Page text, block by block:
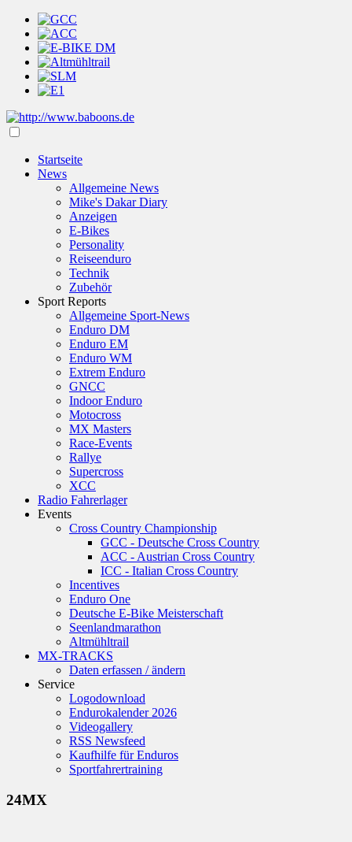
Startseite
News
Allgemeine News
Mike's Dakar Diary
Anzeigen
E-Bikes
Personality
Reiseenduro
Technik
Zubehör
Sport Reports
Allgemeine Sport-News
Enduro DM
Enduro EM
Enduro WM
Extrem Enduro
GNCC
Indoor Enduro
Motocross
MX Masters
Race-Events
Rallye
Supercross
XCC
Radio Fahrerlager
Events
Cross Country Championship
GCC - Deutsche Cross Country
ACC - Austrian Cross Country
ICC - Italian Cross Country
Incentives
Enduro One
Deutsche E-Bike Meisterschaft
Seenlandmarathon
Altmühltrail
MX-TRACKS
Daten erfassen / ändern
Service
Logodownload
Endurokalender 2026
Videogallery
RSS Newsfeed
Kaufhilfe für Enduros
Sportfahrertraining
24MX